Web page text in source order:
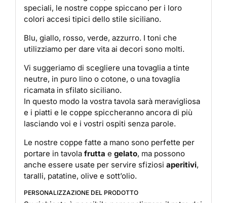
speciali, le nostre coppe spiccano per i loro
colori accesi tipici dello stile siciliano.
Blu, giallo, rosso, verde, azzurro. I toni che
utilizziamo per dare vita ai decori sono molti.
Vi suggeriamo di scegliere una tovaglia a tinte
neutre, in puro lino o cotone, o una tovaglia
ricamata in sfilato siciliano.
In questo modo la vostra tavola sarà meravigliosa
e i piatti e le coppe spiccheranno ancora di più
lasciando voi e i vostri ospiti senza parole.
Le nostre coppe fatte a mano sono perfette per
portare in tavola frutta e gelato, ma possono
anche essere usate per servire sfiziosi aperitivi,
taralli, patatine, olive e sott’olio.
PERSONALIZZAZIONE DEL PRODOTTO